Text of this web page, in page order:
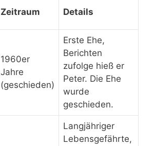
Zeitraum Details
1960er
Jahre
(geschieden)
Erste Ehe,
Berichten
zufolge hieß er
Peter. Die Ehe
wurde
geschieden.
Langjähriger
Lebensgefährte,